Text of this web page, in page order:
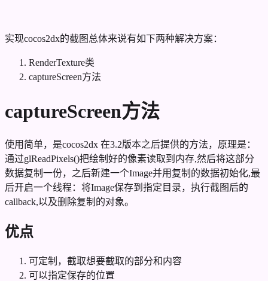
实现cocos2dx的截图总体来说有如下两种解决方案：
RenderTexture类
captureScreen方法
captureScreen方法
使用简单，是cocos2dx 在3.2版本之后提供的方法，原理是：
通过glReadPixels()把绘制好的像素读取到内存,然后将这部分
数据复制一份，之后新建一个Image并用复制的数据初始化,最
后开启一个线程：将Image保存到指定目录，执行截图后的
callback,以及删除复制的对象。
优点
可定制，截取想要截取的部分和内容
可以指定保存的位置